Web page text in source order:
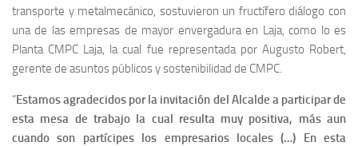
transporte y metalmecánico, sostuvieron un fructífero diálogo con
una de las empresas de mayor envergadura en Laja, como lo es
Planta CMPC Laja, la cual fue representada por Augusto Robert,
gerente de asuntos públicos y sostenibilidad de CMPC.
“Estamos agradecidos por la invitación del Alcalde a participar de
esta mesa de trabajo la cual resulta muy positiva, más aun
cuando son partícipes los empresarios locales (…) En esta